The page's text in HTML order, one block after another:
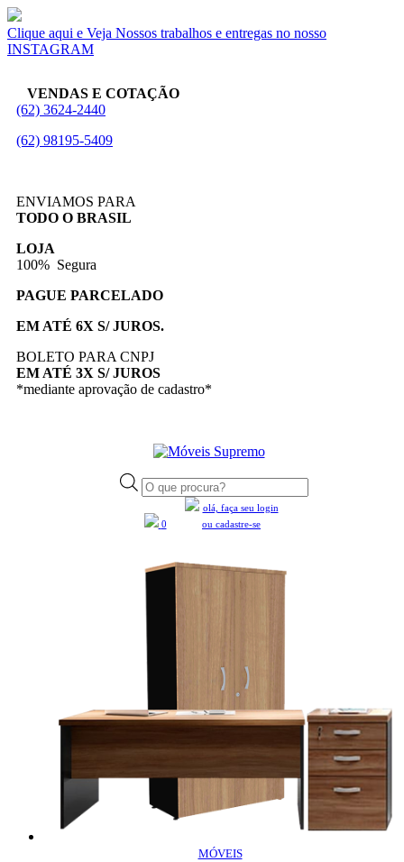
Clique aqui e Veja Nossos trabalhos e entregas no nosso
INSTAGRAM
VENDAS E COTAÇÃO
(62) 3624-2440
(62) 98195-5409
ENVIAMOS PARA
TODO O BRASIL
LOJA
100% Segura
PAGUE PARCELADO
EM ATÉ 6X S/ JUROS.
BOLETO PARA CNPJ
EM ATÉ 3X S/ JUROS
*mediante aprovação de cadastro*
Pesquisar
produtos
0
olá, faça seu login
ou cadastre-se
MÓVEIS